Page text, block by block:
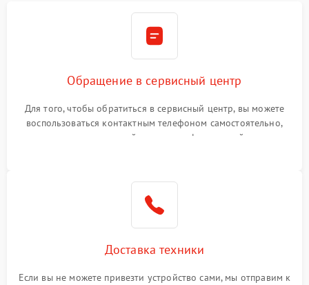
Обращение в сервисный центр
Для того, чтобы обратиться в сервисный центр, вы можете
воспользоваться контактным телефоном самостоятельно,
или оставить свой номер телефона на сайте
Доставка техники
Если вы не можете привезти устройство сами, мы отправим к